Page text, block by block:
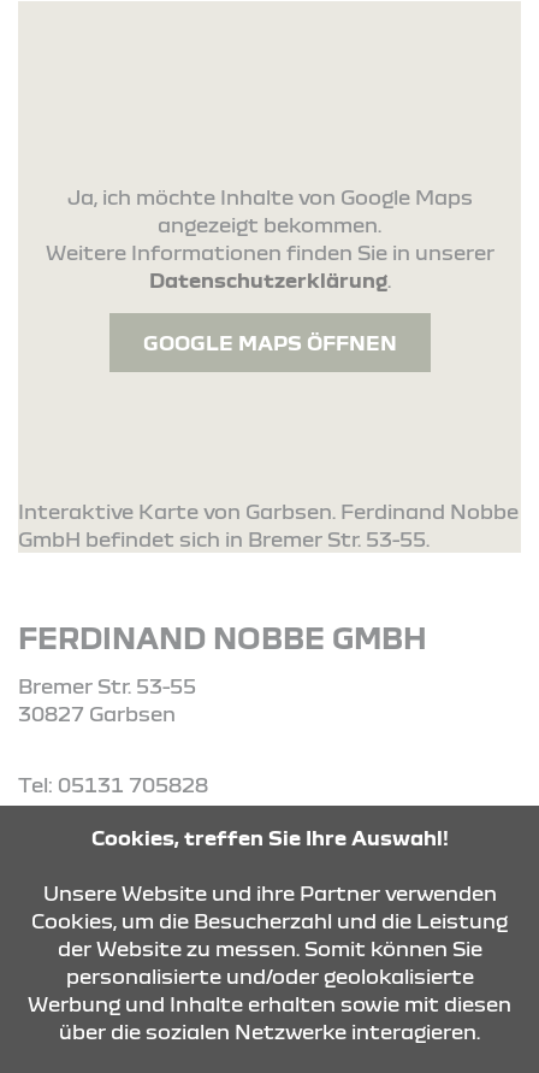
Ja, ich möchte Inhalte von Google Maps
angezeigt bekommen.
Weitere Informationen finden Sie in unserer
Datenschutzerklärung.
GOOGLE MAPS ÖFFNEN
Interaktive Karte von Garbsen. Ferdinand Nobbe
GmbH befindet sich in Bremer Str. 53-55.
FERDINAND NOBBE GMBH
Bremer Str. 53-55
30827 Garbsen
Tel: 05131 705828
ANFRAGE SENDEN
Cookies, treffen Sie Ihre Auswahl!
Unsere Website und ihre Partner verwenden
Cookies, um die Besucherzahl und die Leistung
der Website zu messen. Somit können Sie
personalisierte und/oder geolokalisierte
Werbung und Inhalte erhalten sowie mit diesen
über die sozialen Netzwerke interagieren.